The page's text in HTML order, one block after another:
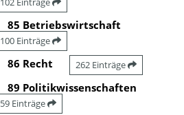
85 Betriebswirtschaft
100 Einträge
86 Recht 262 Einträge
89 Politikwissenschaften
59 Einträge